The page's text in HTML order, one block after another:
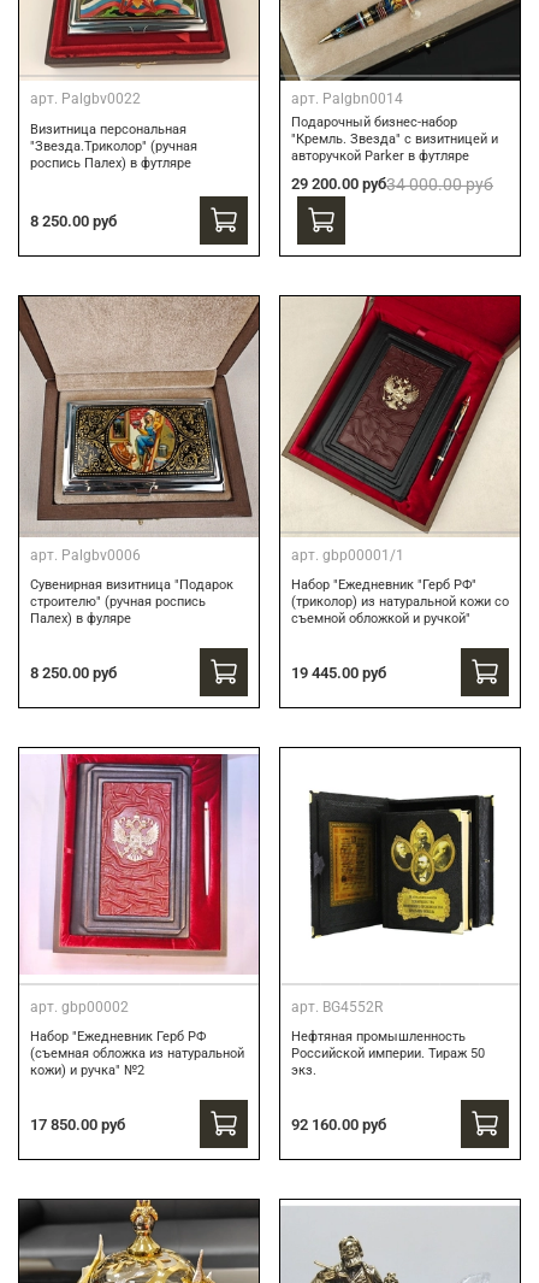
арт. Palgbv0022
Визитница персональная
"Звезда.Триколор" (ручная
роспись Палех) в футляре
8 250.00 руб
арт. Palgbn0014
Подарочный бизнес-набор
"Кремль. Звезда" с визитницей и
авторучкой Parker в футляре
29 200.00 руб34 000.00 руб
арт. Palgbv0006
Сувенирная визитница "Подарок
строителю" (ручная роспись
Палех) в фуляре
8 250.00 руб
арт. gbp00001/1
Набор "Ежедневник "Герб РФ"
(триколор) из натуральной кожи со
съемной обложкой и ручкой"
19 445.00 руб
арт. gbp00002
Набор "Ежедневник Герб РФ
(съемная обложка из натуральной
кожи) и ручка" №2
17 850.00 руб
арт. BG4552R
Нефтяная промышленность
Российской империи. Тираж 50
экз.
92 160.00 руб